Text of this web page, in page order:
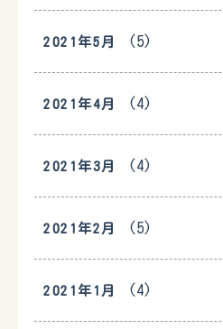
2021年5月 (5)
2021年4月 (4)
2021年3月 (4)
2021年2月 (5)
2021年1月 (4)